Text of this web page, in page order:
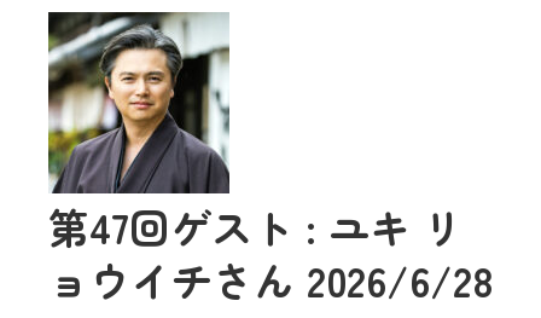
第47回ゲスト : ユキ リ
ョウイチさん 2026/6/28